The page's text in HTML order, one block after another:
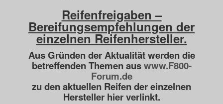
Reifenfreigaben –
Bereifungsempfehlungen der
einzelnen Reifenhersteller.
Aus Gründen der Aktualität werden die
betreffenden Themen auswww.F800-
Forum.de
zu den aktuellen Reifen der einzelnen
Hersteller hier verlinkt.